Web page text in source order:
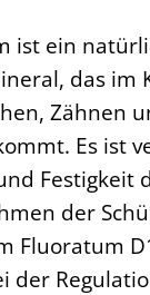
ist ein
das im
Zähnen
Es ist
Festigkeit
der
Fluoratum
der